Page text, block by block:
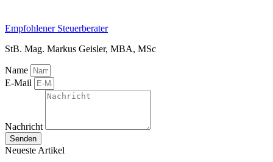
Empfohlener Steuerberater
StB. Mag. Markus Geisler, MBA, MSc
Name
E-Mail
Nachricht
Senden
Neueste Artikel